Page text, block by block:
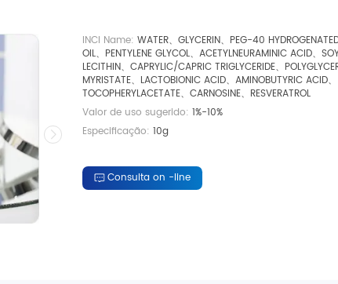
INCI Name: WATER、GLYCERIN、PEG-40
OIL、PENTYLENE GLYCOL、ACETYLNEURAMINIC ACID、
LECITHIN、CAPRYLIC/CAPRIC TRIGLYCERIDE、
MYRISTATE、LACTOBIONIC ACID、AMINOBUTYRIC ACID、
TOCOPHERYLACETATE、CARNOSINE、RESVERATROL
Valor de uso sugerido: 1%-10%
Especificação: 10g
Consulta on -line